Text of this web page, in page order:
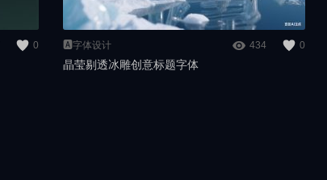
0 🅰️字体设计 434 0
晶莹剔透冰雕创意标题字体